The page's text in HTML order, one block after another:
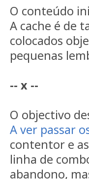
O conteúdo
A cache é de
colocados
pequenas
-- x --
O objectivo
A ver passar
contentor e
linha de
abandono,